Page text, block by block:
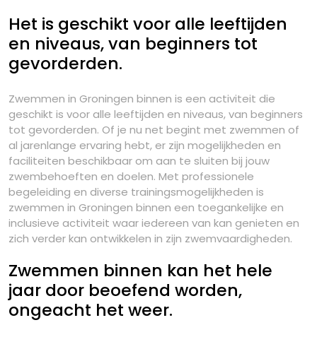
Het is geschikt voor alle leeftijden
en niveaus, van beginners tot
gevorderden.
Zwemmen in Groningen binnen is een activiteit die
geschikt is voor alle leeftijden en niveaus, van beginners
tot gevorderden. Of je nu net begint met zwemmen of
al jarenlange ervaring hebt, er zijn mogelijkheden en
faciliteiten beschikbaar om aan te sluiten bij jouw
zwembehoeften en doelen. Met professionele
begeleiding en diverse trainingsmogelijkheden is
zwemmen in Groningen binnen een toegankelijke en
inclusieve activiteit waar iedereen van kan genieten en
zich verder kan ontwikkelen in zijn zwemvaardigheden.
Zwemmen binnen kan het hele
jaar door beoefend worden,
ongeacht het weer.